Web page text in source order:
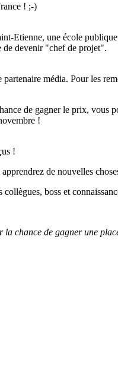
! ;-)
Etienne, une école
de devenir "chef de projet".
média. Pour les
de gagner le prix,
!
!
de nouvelles
boss et
la chance de gagner une